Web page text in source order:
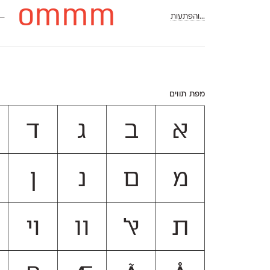
...והפתעות ommm
מפת תווים
א ב ג ד
מ
ם נ ן
ת
ﭏ װ ױ